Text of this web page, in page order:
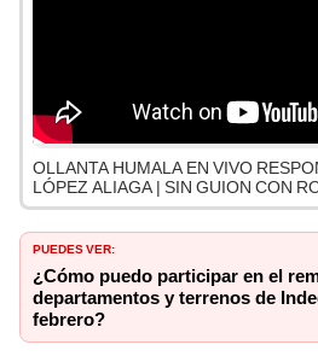
OLLANTA HUMALA EN VIVO
LÓPEZ ALIAGA | SIN GUION CON
PUEDES VER:
¿Cómo puedo participar en el
departamentos y terrenos de
febrero?